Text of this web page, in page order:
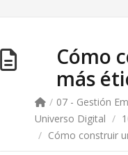
Cómo
más
/ 07 - Gestión
Universo Digital /
/ Cómo construir